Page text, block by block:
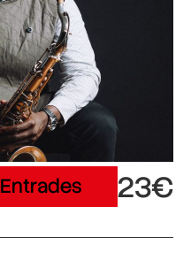
Entrades 23€